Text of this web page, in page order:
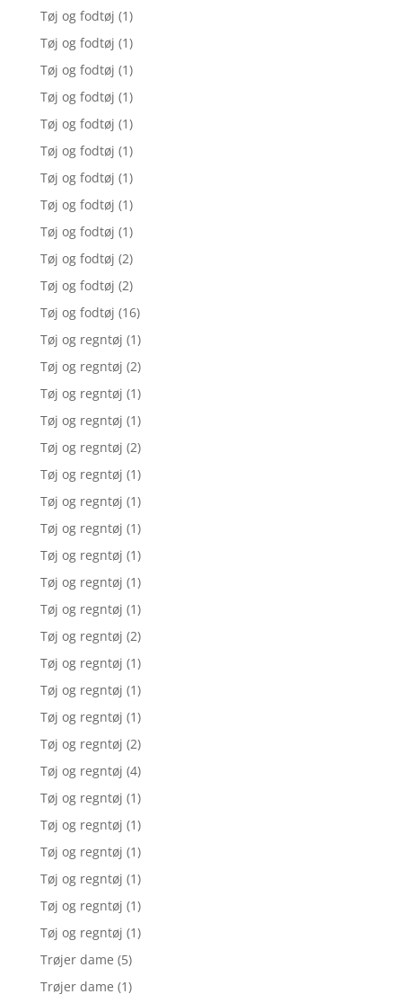
Tøj og fodtøj (1)
Tøj og fodtøj (1)
Tøj og fodtøj (1)
Tøj og fodtøj (1)
Tøj og fodtøj (1)
Tøj og fodtøj (1)
Tøj og fodtøj (1)
Tøj og fodtøj (1)
Tøj og fodtøj (1)
Tøj og fodtøj (2)
Tøj og fodtøj (2)
Tøj og fodtøj (16)
Tøj og regntøj (1)
Tøj og regntøj (2)
Tøj og regntøj (1)
Tøj og regntøj (1)
Tøj og regntøj (2)
Tøj og regntøj (1)
Tøj og regntøj (1)
Tøj og regntøj (1)
Tøj og regntøj (1)
Tøj og regntøj (1)
Tøj og regntøj (1)
Tøj og regntøj (2)
Tøj og regntøj (1)
Tøj og regntøj (1)
Tøj og regntøj (1)
Tøj og regntøj (2)
Tøj og regntøj (4)
Tøj og regntøj (1)
Tøj og regntøj (1)
Tøj og regntøj (1)
Tøj og regntøj (1)
Tøj og regntøj (1)
Tøj og regntøj (1)
Trøjer dame (5)
Trøjer dame (1)